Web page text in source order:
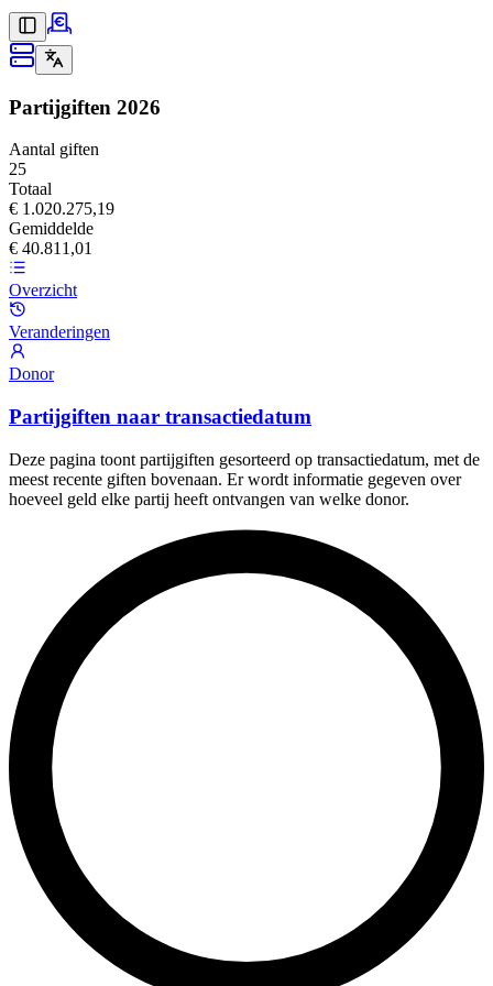
Partijgiften 2026
Aantal giften
25
Totaal
€ 1.020.275,19
Gemiddelde
€ 40.811,01
Overzicht
Veranderingen
Donor
Partijgiften naar transactiedatum
Deze pagina toont partijgiften gesorteerd op transactiedatum, met de
meest recente giften bovenaan. Er wordt informatie gegeven over
hoeveel geld elke partij heeft ontvangen van welke donor.